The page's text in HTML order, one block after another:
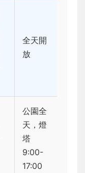
全天開
放
公園全
天，燈
塔
9:00-
17:00